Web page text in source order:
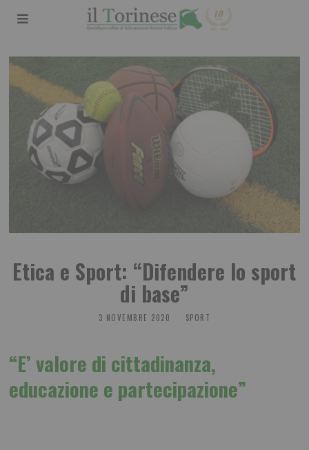
Etica e Sport: “Difendere lo sport
di base”
3 NOVEMBRE 2020 SPORT
“E’ valore di cittadinanza,
educazione e partecipazione”